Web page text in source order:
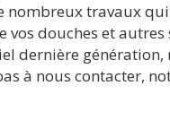
travaux
douches et autres
dernière génération,
à nous contacter,